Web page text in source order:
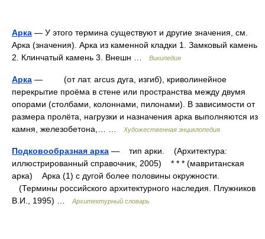
Арка — У этого термина существуют и другие значения, см.
Арка (значения). Арка из каменной кладки 1. Замковый камень
2. Клинчатый камень 3. Внешн …
Википедия
Арка — (от лат. arcus дуга, изгиб), криволинейное
перекрытие проёма в стене или пространства между двумя
опорами (столбами, колоннами, пилонами). В зависимости от
размера пролёта, нагрузки и назначения арка выполняются из
камня, железобетона,… …
Художественная энциклопедия
Подковообразная арка — тип арки. (Архитектура:
иллюстрированный справочник, 2005) * * * (мавританская
арка) Арка (1) с дугой более половины окружности.
(Термины российского архитектурного наследия. Плужников
В.И., 1995) …
Архитектурный словарь